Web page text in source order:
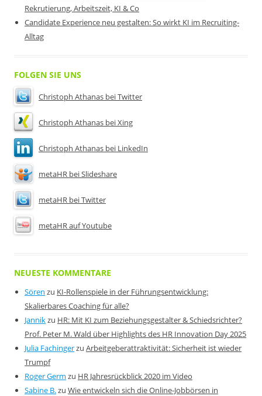
Rekrutierung, Arbeitszeit, KI & Co
Candidate Experience neu gestalten: So wirkt KI im Recruiting-
Alltag
FOLGEN SIE UNS
Christoph Athanas bei Twitter
Christoph Athanas bei Xing
Christoph Athanas bei LinkedIn
metaHR bei Slideshare
metaHR bei Twitter
metaHR auf Youtube
NEUESTE KOMMENTARE
Sören zu KI-Rollenspiele in der Führungsentwicklung:
Skalierbares Coaching für alle?
Jannikzu HR: Mit KI zum Beziehungsgestalter & Schiedsrichter?
Prof. Peter M. Wald über Highlights des HR Innovation Day 2025
Julia Fachingerzu Arbeitgeberattraktivität: Sicherheit ist wieder
Trumpf
Roger Germ zu HR Jahresrückblick 2020 im Video
Sabine B.zu Wie entwickeln sich die Online-Jobbörsen in